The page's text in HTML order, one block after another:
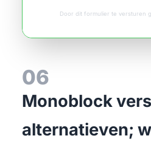
Door dit formulier te versturen
06
Monoblock
alternatieven;